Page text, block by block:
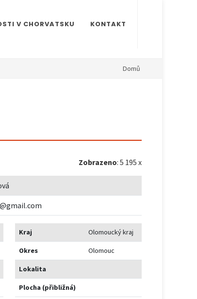
V CHORVATSKU KONTAKT
Domů
Zobrazeno: 5 195 x
Kraj Olomoucký kraj
Okres Olomouc
Lokalita
Plocha (přibližná)